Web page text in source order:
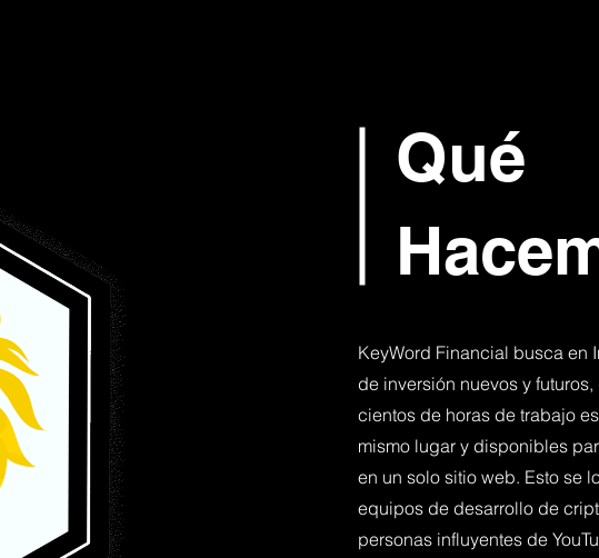
Qué
KeyWord Financial busca en
de inversión nuevos y
cientos de horas de trabajo
mismo lugar y disponibles
en un solo sitio web. Esto se
equipos de desarrollo de
personas influyentes de